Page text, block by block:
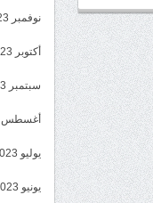
نوفمبر 2023
أكتوبر 2023
سبتمبر 2023
أغسطس 2023
يوليو 2023
يونيو 2023